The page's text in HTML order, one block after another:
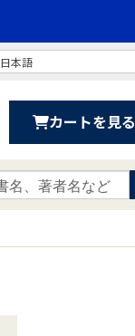
日本語
カートを見る